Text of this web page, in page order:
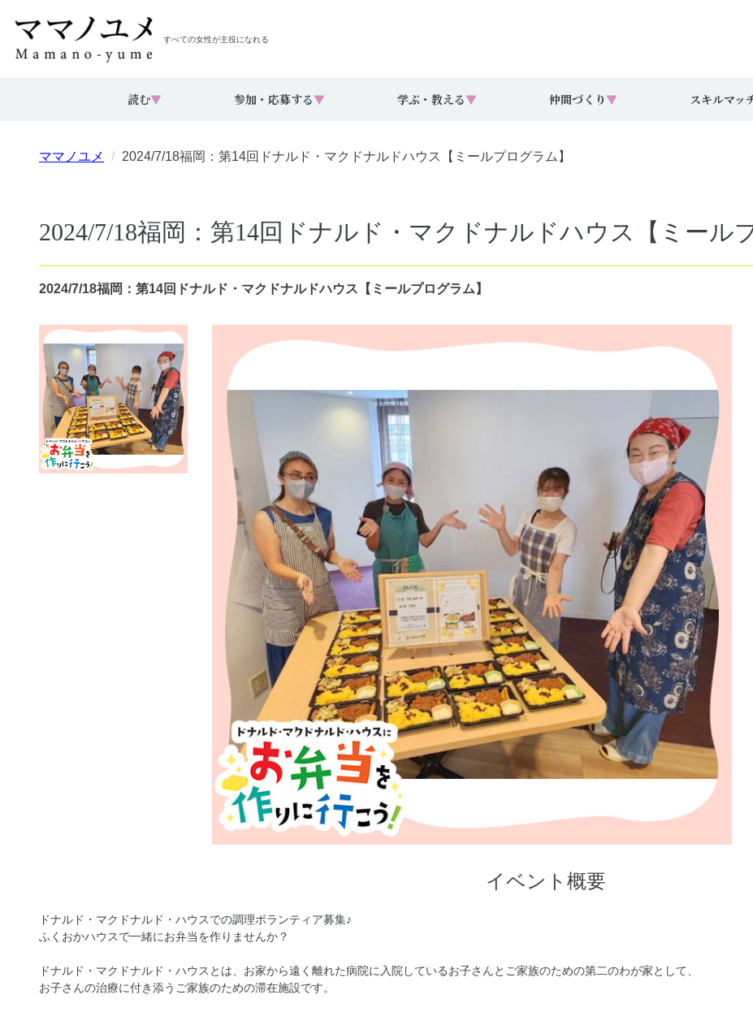
すべての女性が主役になれる
読む▼ 参加・応募する▼ 学ぶ・教える▼ 仲間づくり ▼ スキルマッ
ママノユメ 2024/7/18福岡：第14回ドナルド・マクドナルドハウス【ミールプログラム】
2024/7/18福岡：第14回ドナルド・マクドナルドハウス【ミール
2024/7/18福岡：第14回ドナルド・マクドナルドハウス【ミールプログラム】
イベント概要
ドナルド・マクドナルド・ハウスでの調理ボランティア募集♪
ふくおかハウスで一緒にお弁当を作りませんか？
ドナルド・マクドナルド・ハウスとは、お家から遠く離れた病院に入院しているお子さんとご家族のための第二のわが家として、
お子さんの治療に付き添うご家族のための滞在施設です。